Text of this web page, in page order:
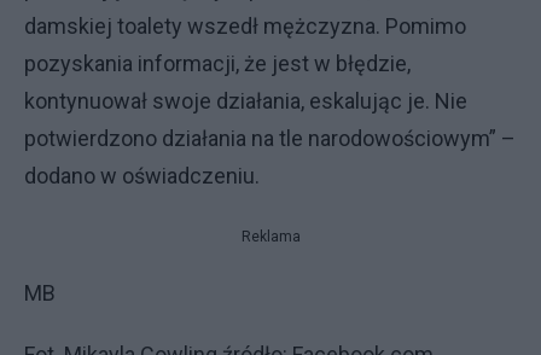
damskiej toalety wszedł mężczyzna. Pomimo
pozyskania informacji, że jest w błędzie,
kontynuował swoje działania, eskalując je. Nie
potwierdzono działania na tle narodowościowym” –
dodano w oświadczeniu.
Reklama
MB